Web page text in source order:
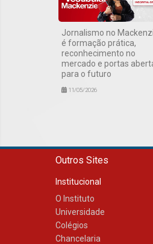
Jornalismo no
é formação prática,
reconhecimento no
mercado e portas
para o futuro
11/05/2026
Outros Sites
Institucional
O Instituto
Universidade
Colégios
Chancelaria